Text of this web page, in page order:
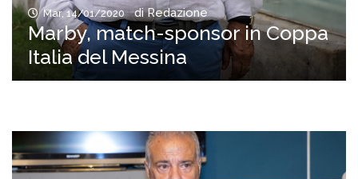
Mar, 14/01/2020 di Redazione
Marby, match-sponsor in Coppa
Italia del Messina